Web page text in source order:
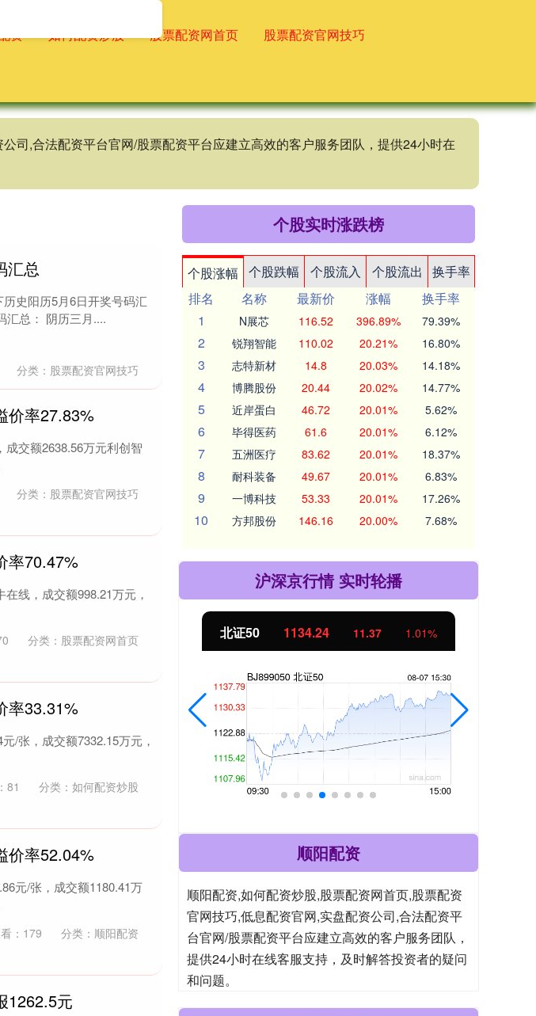
资 如何配资炒股 股票配资网首页 股票配资官网技巧
司,合法配资平台官网/股票配资平台应建立高效的客户服务团队，提供24小时在
汇总
史阳历5月6日开奖号码汇
汇总： 阴历三月....
分类： 股票配资官网技巧
价率27.83%
交额2638.56万元利创智
分类： 股票配资官网技巧
率70.47%
线，成交额998.21万元，
分类： 股票配资网首页
率33.31%
/张，成交额7332.15万元，
81 分类： 如何配资炒股
价率52.04%
元/张，成交额1180.41万
： 179 分类： 顺阳配资
1262.5元
个股实时涨跌榜
个股涨幅 个股跌幅 个股流入 个股流出
换手率
排名
名称 最新价 涨幅
换手率
1
N展芯 116.52 396.89% 79.39%
2 锐翔智能 110.02 20.21% 16.80%
3 志特新材 14.8 20.03% 14.18%
4 博腾股份 20.44 20.02% 14.77%
5 近岸蛋白 46.72 20.01% 5.62%
6 毕得医药 61.6 20.01% 6.12%
7 五洲医疗 83.62 20.01% 18.37%
8 耐科装备 49.67 20.01% 6.83%
9 一博科技 53.33 20.01% 17.26%
10 方邦股份 146.16 20.00% 7.68%
沪深京行情 实时轮播
43.13 0.93% 北证50 1134.24 11.37 1.01%
顺阳配资
顺阳配资,如何配资炒股,股票配资网首页,股票配资
官网技巧,低息配资官网,实盘配资公司,合法配资平
台官网/股票配资平台应建立高效的客户服务团队，
提供24小时在线客服支持，及时解答投资者的疑问
和问题。